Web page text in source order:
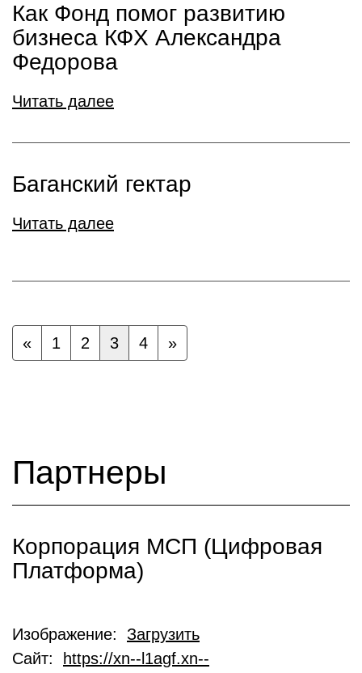
Как Фонд помог развитию
бизнеса КФХ Александра
Федорова
Читать далее
Баганский гектар
Читать далее
« 1 2 3 4 »
Партнеры
Корпорация МСП (Цифровая
Платформа)
Изображение: Загрузить
Сайт:
https://xn--l1agf.xn--